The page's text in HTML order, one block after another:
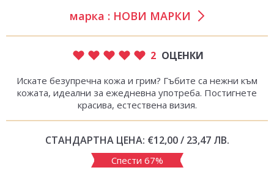
марка : НОВИ МАРКИ
2 ОЦЕНКИ
Искате безупречна кожа и грим? Гъбите са нежни към
кожата, идеални за ежедневна употреба. Постигнете
красива, естествена визия.
СТАНДАРТНА ЦЕНА: €12,00 / 23,47 ЛВ.
Спести 67%